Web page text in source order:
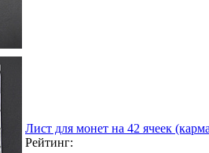
Лист для монет на 42 ячеек
Рейтинг: